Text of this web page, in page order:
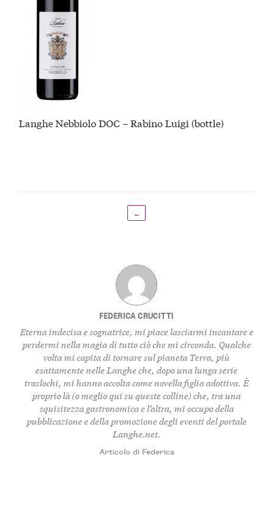
Langhe Nebbiolo DOC – Rabino Luigi (bottle)
←
FEDERICA CRUCITTI
Eterna indecisa e sognatrice, mi piace lasciarmi incantare e
perdermi nella magia di tutto ciò che mi circonda. Qualche
volta mi capita di tornare sul pianeta Terra, più
esattamente nelle Langhe che, dopo una lunga serie
traslochi, mi hanno accolta come novella figlia adottiva. È
proprio là (o meglio qui su queste colline) che, tra una
squisitezza gastronomica e l’altra, mi occupo della
pubblicazione e della promozione degli eventi del portale
Langhe.net.
Articolo di Federica